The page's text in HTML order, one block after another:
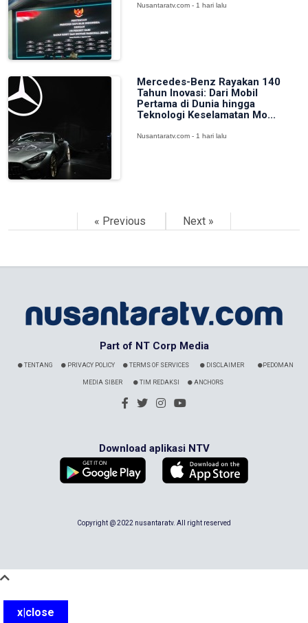
Nusantaratv.com - 1 hari lalu
Mercedes-Benz Rayakan 140
Tahun Inovasi: Dari Mobil
Pertama di Dunia hingga
Teknologi Keselamatan Mo...
Nusantaratv.com - 1 hari lalu
« Previous Next »
Part of NT Corp Media
TENTANG PRIVACY POLICY TERMS OF SERVICES DISCLAIMER PEDOMAN
MEDIA SIBER TIM REDAKSI ANCHORS
Download aplikasi NTV
Copyright @ 2022 nusantaratv. All right reserved
x|close